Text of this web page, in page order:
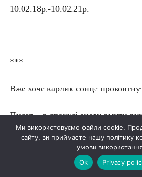
10.02.18р.-10.02.21р.
***
Вже хоче карлик сонце
Пилат – в спокусі знову вмити
Вода таку здійняла каламуть,
Що серцем лиш торкаєшся
Ми використовуємо файли cookie.
сайту, ви приймаєте нашу політику
умови використання
Ok
Privacy